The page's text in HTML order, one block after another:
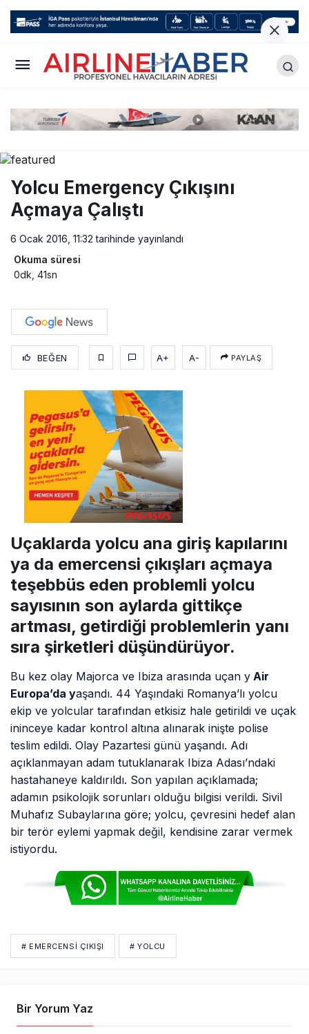
Yolcu Emergency Çıkışını
Açmaya Çalıştı
6 Ocak 2016, 11:32 tarihinde yayınlandı
Okuma süresi
0dk, 41sn
BEĞEN A+ A- PAYLAŞ
Uçaklarda yolcu ana giriş kapılarını
ya da emercensi çıkışları açmaya
teşebbüs eden problemli yolcu
sayısının son aylarda gittikçe
artması, getirdiği problemlerin yanı
sıra şirketleri düşündürüyor.
Bu kez olay Majorca ve Ibiza arasında uçan y Air
Europa’da yaşandı. 44 Yaşındaki Romanya’lı yolcu
ekip ve yolcular tarafından etkisiz hale getirildi ve uçak
ininceye kadar kontrol altına alınarak inişte polise
teslim edildi. Olay Pazartesi günü yaşandı. Adı
açıklanmayan adam tutuklanarak Ibiza Adası’ndaki
hastahaneye kaldırıldı. Son yapılan açıklamada;
adamın psikolojik sorunları olduğu bilgisi verildi. Sivil
Muhafız Subaylarına göre; yolcu, çevresini hedef alan
bir terör eylemi yapmak değil, kendisine zarar vermek
istiyordu.
# EMERCENSI ÇIKIŞI # YOLCU
Bir Yorum Yaz